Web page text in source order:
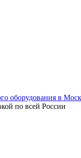
по всей России